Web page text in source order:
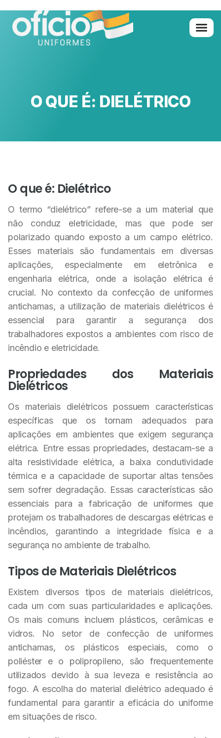
O QUE É: DIELÉTRICO
O que é: Dielétrico
O termo “dielétrico” refere-se a um material que
não conduz eletricidade, mas que pode ser
polarizado quando exposto a um campo elétrico.
Esses materiais são fundamentais em diversas
aplicações, especialmente em eletrônica e
engenharia elétrica, onde a isolação elétrica é
crucial. No contexto da confecção de uniformes
antichamas, a utilização de materiais dielétricos é
essencial para garantir a segurança dos
trabalhadores expostos a ambientes com risco de
incêndio e eletricidade.
Propriedades dos Materiais
Dielétricos
Os materiais dielétricos possuem características
específicas que os tornam adequados para
aplicações em ambientes que exigem segurança
elétrica. Entre essas propriedades, destacam-se a
alta resistividade elétrica, a baixa condutividade
térmica e a capacidade de suportar altas tensões
sem sofrer degradação. Essas características são
essenciais para a fabricação de uniformes que
protejam os trabalhadores de descargas elétricas e
incêndios, garantindo a integridade física e a
segurança no ambiente de trabalho.
Tipos de Materiais Dielétricos
Existem diversos tipos de materiais dielétricos,
cada um com suas particularidades e aplicações.
Os mais comuns incluem plásticos, cerâmicas e
vidros. No setor de confecção de uniformes
antichamas, os plásticos especiais, como o
poliéster e o polipropileno, são frequentemente
utilizados devido à sua leveza e resistência ao
fogo. A escolha do material dielétrico adequado é
fundamental para garantir a eficácia do uniforme
em situações de risco.